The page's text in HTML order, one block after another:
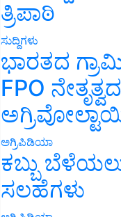
ತ್ರಿಪಾಠಿ
ಸುದ್ದಿಗಳು
ಭಾರತದ
FPO ನೇತೃತ್ವದ
ಅಗ್ರಿಪಿಡಿಯಾ
ಕಬ್ಬು
ಸಲಹೆಗಳು